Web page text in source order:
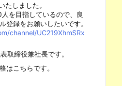
たしました。
を目指しているので、良
登録をお願いしたいです。
channel/UC219XhmSRx
取締役兼社長です。
はこちらです。